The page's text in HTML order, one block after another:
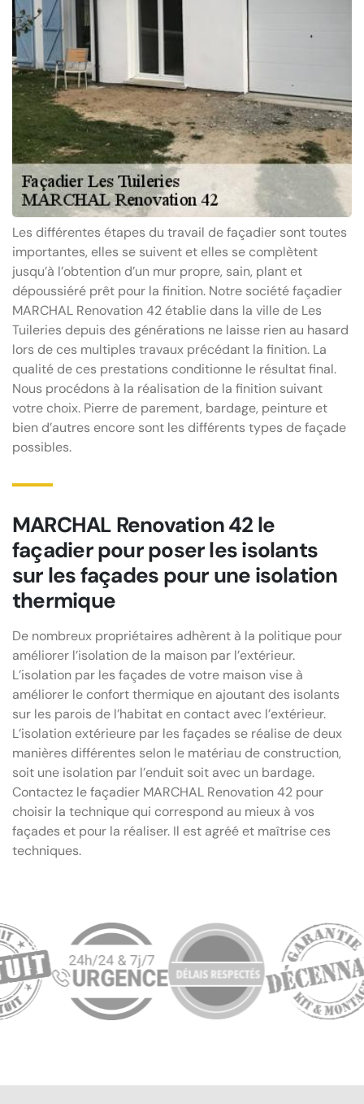
Les différentes étapes du travail de façadier sont toutes
importantes, elles se suivent et elles se complètent
jusqu’à l’obtention d’un mur propre, sain, plant et
dépoussiéré prêt pour la finition. Notre société façadier
MARCHAL Renovation 42 établie dans la ville de Les
Tuileries depuis des générations ne laisse rien au hasard
lors de ces multiples travaux précédant la finition. La
qualité de ces prestations conditionne le résultat final.
Nous procédons à la réalisation de la finition suivant
votre choix. Pierre de parement, bardage, peinture et
bien d’autres encore sont les différents types de façade
possibles.
MARCHAL Renovation 42 le
façadier pour poser les isolants
sur les façades pour une isolation
thermique
De nombreux propriétaires adhèrent à la politique pour
améliorer l’isolation de la maison par l’extérieur.
L’isolation par les façades de votre maison vise à
améliorer le confort thermique en ajoutant des isolants
sur les parois de l’habitat en contact avec l’extérieur.
L’isolation extérieure par les façades se réalise de deux
manières différentes selon le matériau de construction,
soit une isolation par l’enduit soit avec un bardage.
Contactez le façadier MARCHAL Renovation 42 pour
choisir la technique qui correspond au mieux à vos
façades et pour la réaliser. Il est agréé et maîtrise ces
techniques.